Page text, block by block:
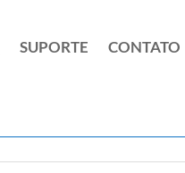
SUPORTE CONTATO